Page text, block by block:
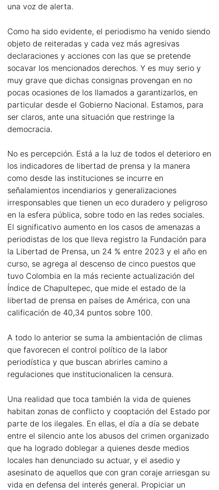
una voz de alerta.
Como ha sido evidente, el periodismo ha venido siendo
objeto de reiteradas y cada vez más agresivas
declaraciones y acciones con las que se pretende
socavar los mencionados derechos. Y es muy serio y
muy grave que dichas consignas provengan en no
pocas ocasiones de los llamados a garantizarlos, en
particular desde el Gobierno Nacional. Estamos, para
ser claros, ante una situación que restringe la
democracia.
No es percepción. Está a la luz de todos el deterioro en
los indicadores de libertad de prensa y la manera
como desde las instituciones se incurre en
señalamientos incendiarios y generalizaciones
irresponsables que tienen un eco duradero y peligroso
en la esfera pública, sobre todo en las redes sociales.
El significativo aumento en los casos de amenazas a
periodistas de los que lleva registro la Fundación para
la Libertad de Prensa, un 24 % entre 2023 y el año en
curso, se agrega al descenso de cinco puestos que
tuvo Colombia en la más reciente actualización del
Índice de Chapultepec, que mide el estado de la
libertad de prensa en países de América, con una
calificación de 40,34 puntos sobre 100.
A todo lo anterior se suma la ambientación de climas
que favorecen el control político de la labor
periodística y que buscan abrirles camino a
regulaciones que institucionalicen la censura.
Una realidad que toca también la vida de quienes
habitan zonas de conflicto y cooptación del Estado por
parte de los ilegales. En ellas, el día a día se debate
entre el silencio ante los abusos del crimen organizado
que ha logrado doblegar a quienes desde medios
locales han denunciado su actuar, y el asedio y
asesinato de aquellos que con gran coraje arriesgan su
vida en defensa del interés general. Propiciar un